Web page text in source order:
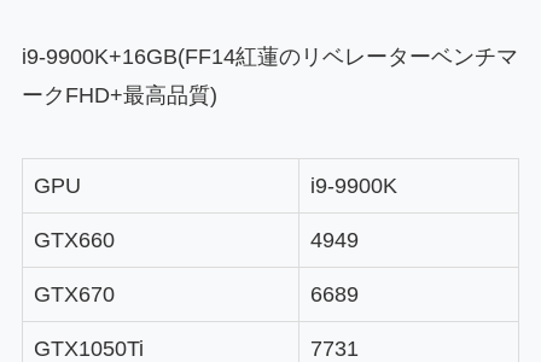
i9-9900K+16GB(FF14紅蓮のリベレーターベンチマ
ークFHD+最高品質)
GPU i9-9900K
GTX660 4949
GTX670 6689
GTX1050Ti 7731